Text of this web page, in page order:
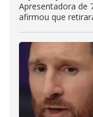
Apresentadora de
afirmou que